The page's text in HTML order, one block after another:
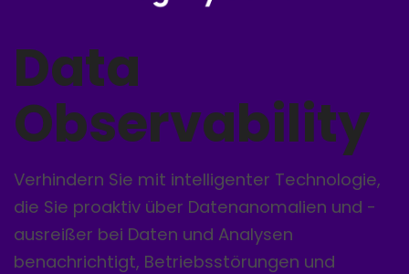
Data
Observability
Verhindern Sie mit intelligenter Technologie,
die Sie proaktiv über Datenanomalien und -
ausreißer bei Daten und Analysen
benachrichtigt, Betriebsstörungen und